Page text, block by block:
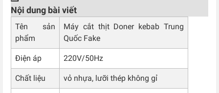
Nội dung bài viết
Tên sản
phẩm
Máy cắt thịt Doner kebab Trung
Quốc Fake
Điện áp 220V/50Hz
Chất liệu vỏ nhựa, lưỡi thép không gỉ